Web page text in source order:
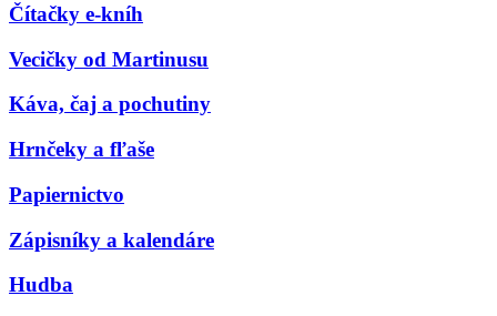
Čítačky e-kníh
Vecičky od Martinusu
Káva, čaj a pochutiny
Hrnčeky a fľaše
Papiernictvo
Zápisníky a kalendáre
Hudba